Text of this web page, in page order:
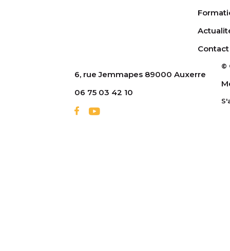
Contact
6, rue Jemmapes 89000 Auxerre
06 75 03 42 10
©